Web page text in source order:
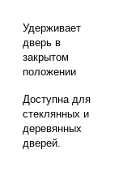
Удерживает
дверь в
закрытом
положении
Доступна для
стеклянных и
деревянных
дверей.